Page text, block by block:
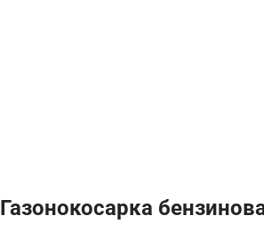
Газонокосарка